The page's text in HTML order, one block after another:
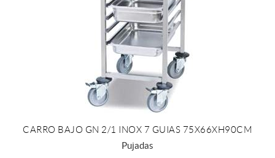
+ INFO
CARRO BAJO GN 2/1 INOX 7 GUIAS 75X66XH90CM
Pujadas